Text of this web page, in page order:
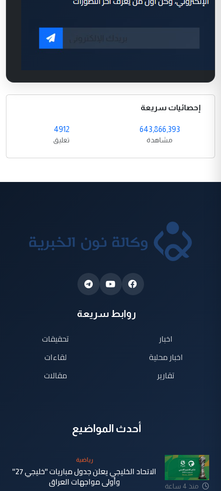
إحصائيات سريعة
643,866,393
مشاهدة
4912
تعليق
روابط سريعة
اخبار
اخبار محلية
تقارير
تحقيقات
لقاءات
مقالات
أحدث المواضيع
منذ 4 ساعة
رياضية
الاتحاد الخليجي يعلن جدول مباريات "خليجي 27"
وأولى مواجهات العراق